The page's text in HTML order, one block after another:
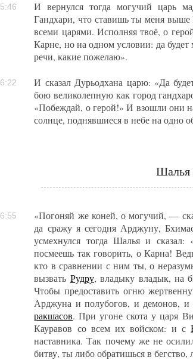
И вернулся тогда могучий царь
Гандхари, что ставишь ты меня
всеми царями. Исполняя твоё, о
Карне, но на одном условии: да
речи, какие пожелаю».
И сказал Дурьодхана царю: «Да
бою великолепную как город
«Побеждай, о герой!» И взошли они
солнце, поднявшиеся в небе на одно
Шалья
«Погоняй же коней, о могучий, —
да сражу я сегодня Арджуну,
усмехнулся тогда Шалья и
посмеешь так говорить, о Карна!
кто в сравнении с ним ты, о
вызвать Рудру, владыку владык, на
Чтобы предоставить огню
Арджуна и полубогов, и демонов,
ракшасов. При угоне скота у царя
Кауравов со всем их войском: и с
наставника. Так почему же не
битву, ты либо обратишься в